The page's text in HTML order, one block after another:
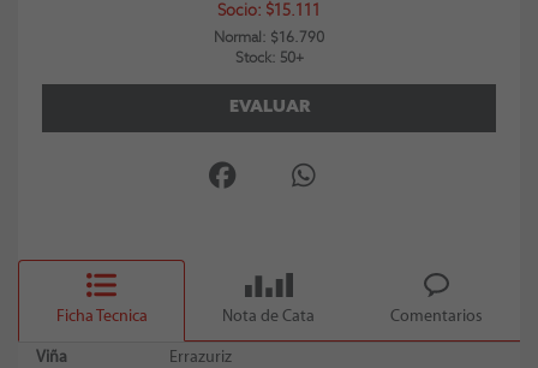
Socio: $15.111
Normal: $16.790
Stock: 50+
EVALUAR
Ficha Tecnica Nota de Cata Comentarios
Viña
Errazuriz